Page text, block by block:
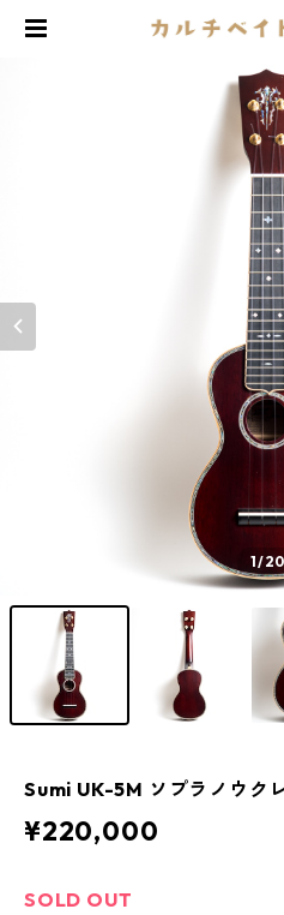
1/20
Sumi UK-5M ソプラノウク
¥220,000
SOLD OUT